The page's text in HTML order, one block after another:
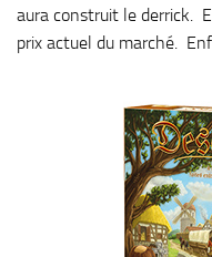
aura construit le derrick.
prix actuel du marché.